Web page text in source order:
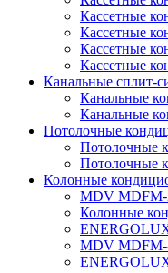
Кассетные
Кассетные
Кассетные
Кассетные
Канальные сплит-
Канальные
Канальные
Потолочные
Потолочные
Потолочные
Колонные
MDV MDFM-
Колонные
MDV MDFM-